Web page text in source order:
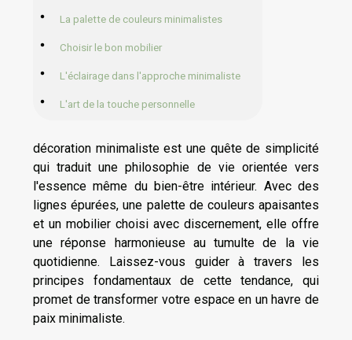
La palette de couleurs minimalistes
Choisir le bon mobilier
L'éclairage dans l'approche minimaliste
L'art de la touche personnelle
décoration minimaliste est une quête de simplicité
qui traduit une philosophie de vie orientée vers
l'essence même du bien-être intérieur. Avec des
lignes épurées, une palette de couleurs apaisantes
et un mobilier choisi avec discernement, elle offre
une réponse harmonieuse au tumulte de la vie
quotidienne. Laissez-vous guider à travers les
principes fondamentaux de cette tendance, qui
promet de transformer votre espace en un havre de
paix minimaliste.